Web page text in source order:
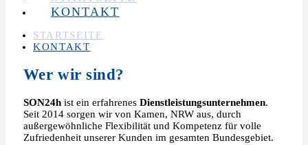
KONTAKT
STARTSEITE
KONTAKT
Wer wir sind?
SON24hist ein erfahrenes Dienstleistungsunternehmen.
Seit 2014 sorgen wir von Kamen, NRW aus, durch
außergewöhnliche Flexibilität und Kompetenz für volle
Zufriedenheit unserer Kunden im gesamten Bundesgebiet.